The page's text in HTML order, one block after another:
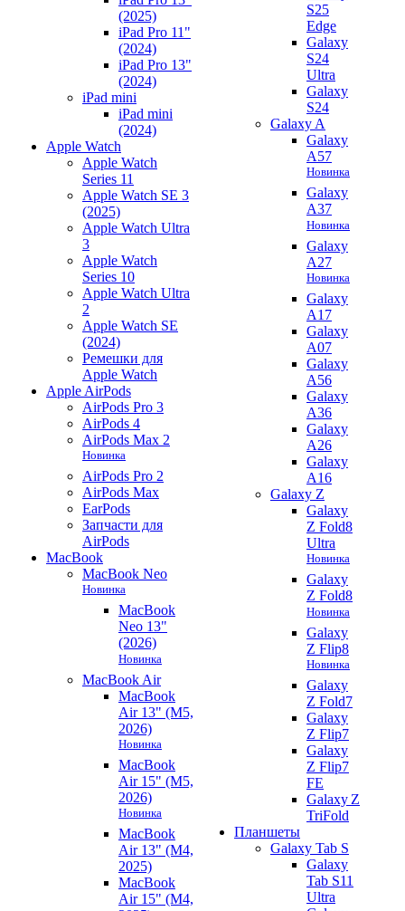
(2025)
iPad Pro 11"
(2024)
iPad Pro 13"
(2024)
iPad mini
iPad mini
(2024)
Apple Watch
Apple Watch
Series 11
Apple Watch SE 3
(2025)
Apple Watch Ultra
3
Apple Watch
Series 10
Apple Watch Ultra
2
Apple Watch SE
(2024)
Ремешки для
Apple Watch
Apple AirPods
AirPods Pro 3
AirPods 4
AirPods Max 2
Новинка
AirPods Pro 2
AirPods Max
EarPods
Запчасти для
AirPods
MacBook
MacBook Neo
Новинка
MacBook
Neo 13"
(2026)
Новинка
MacBook Air
MacBook
Air 13" (M5,
2026)
Новинка
MacBook
Air 15" (M5,
2026)
Новинка
MacBook
Air 13" (M4,
2025)
MacBook
Air 15" (M4,
S25
Edge
Galaxy
S24
Ultra
Galaxy
S24
Galaxy A
Galaxy
A57
Новинка
Galaxy
A37
Новинка
Galaxy
A27
Новинка
Galaxy
A17
Galaxy
A07
Galaxy
A56
Galaxy
A36
Galaxy
A26
Galaxy
A16
Galaxy Z
Galaxy
Z Fold8
Ultra
Новинка
Galaxy
Z Fold8
Новинка
Galaxy
Z Flip8
Новинка
Galaxy
Z Fold7
Galaxy
Z Flip7
Galaxy
Z Flip7
FE
Galaxy Z
TriFold
Планшеты
Galaxy Tab S
Galaxy
Tab S11
Ultra